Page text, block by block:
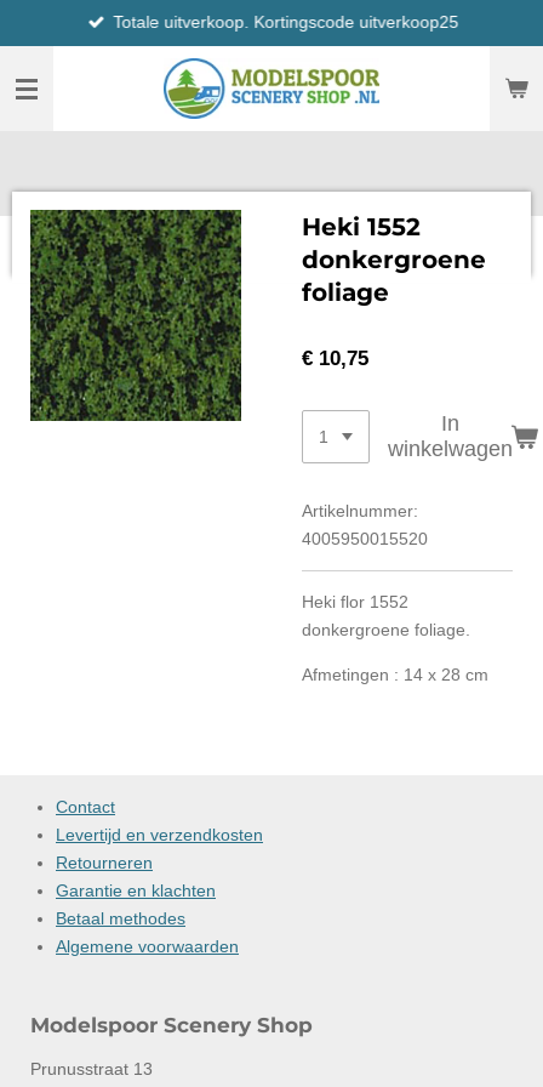
direct
naar
hoofdinhoud
Totale uitverkoop. Kortingscode uitverkoop25
Heki 1552
donkergroene
foliage
€ 10,75
In
winkelwagen
Artikelnummer:
4005950015520
Heki flor 1552
donkergroene foliage.
Afmetingen : 14 x 28 cm
Contact
Levertijd en verzendkosten
Retourneren
Garantie en klachten
Betaal methodes
Algemene voorwaarden
Modelspoor Scenery Shop
Prunusstraat 13